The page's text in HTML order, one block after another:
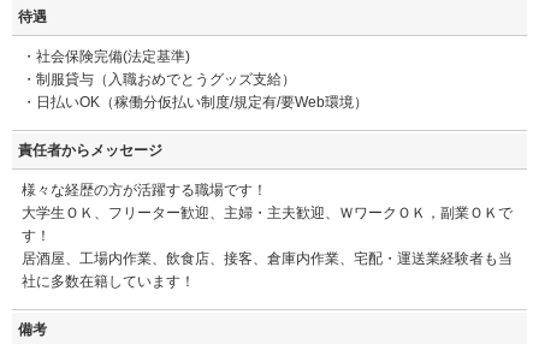
待遇
・社会保険完備(法定基準)
・制服貸与（入職おめでとうグッズ支給）
・日払いOK（稼働分仮払い制度/規定有/要Web環境）
責任者からメッセージ
様々な経歴の方が活躍する職場です！
大学生ＯＫ、フリーター歓迎、主婦・主夫歓迎、ＷワークＯＫ，副業ＯＫで
す！
居酒屋、工場内作業、飲食店、接客、倉庫内作業、宅配・運送業経験者も当
社に多数在籍しています！
備考